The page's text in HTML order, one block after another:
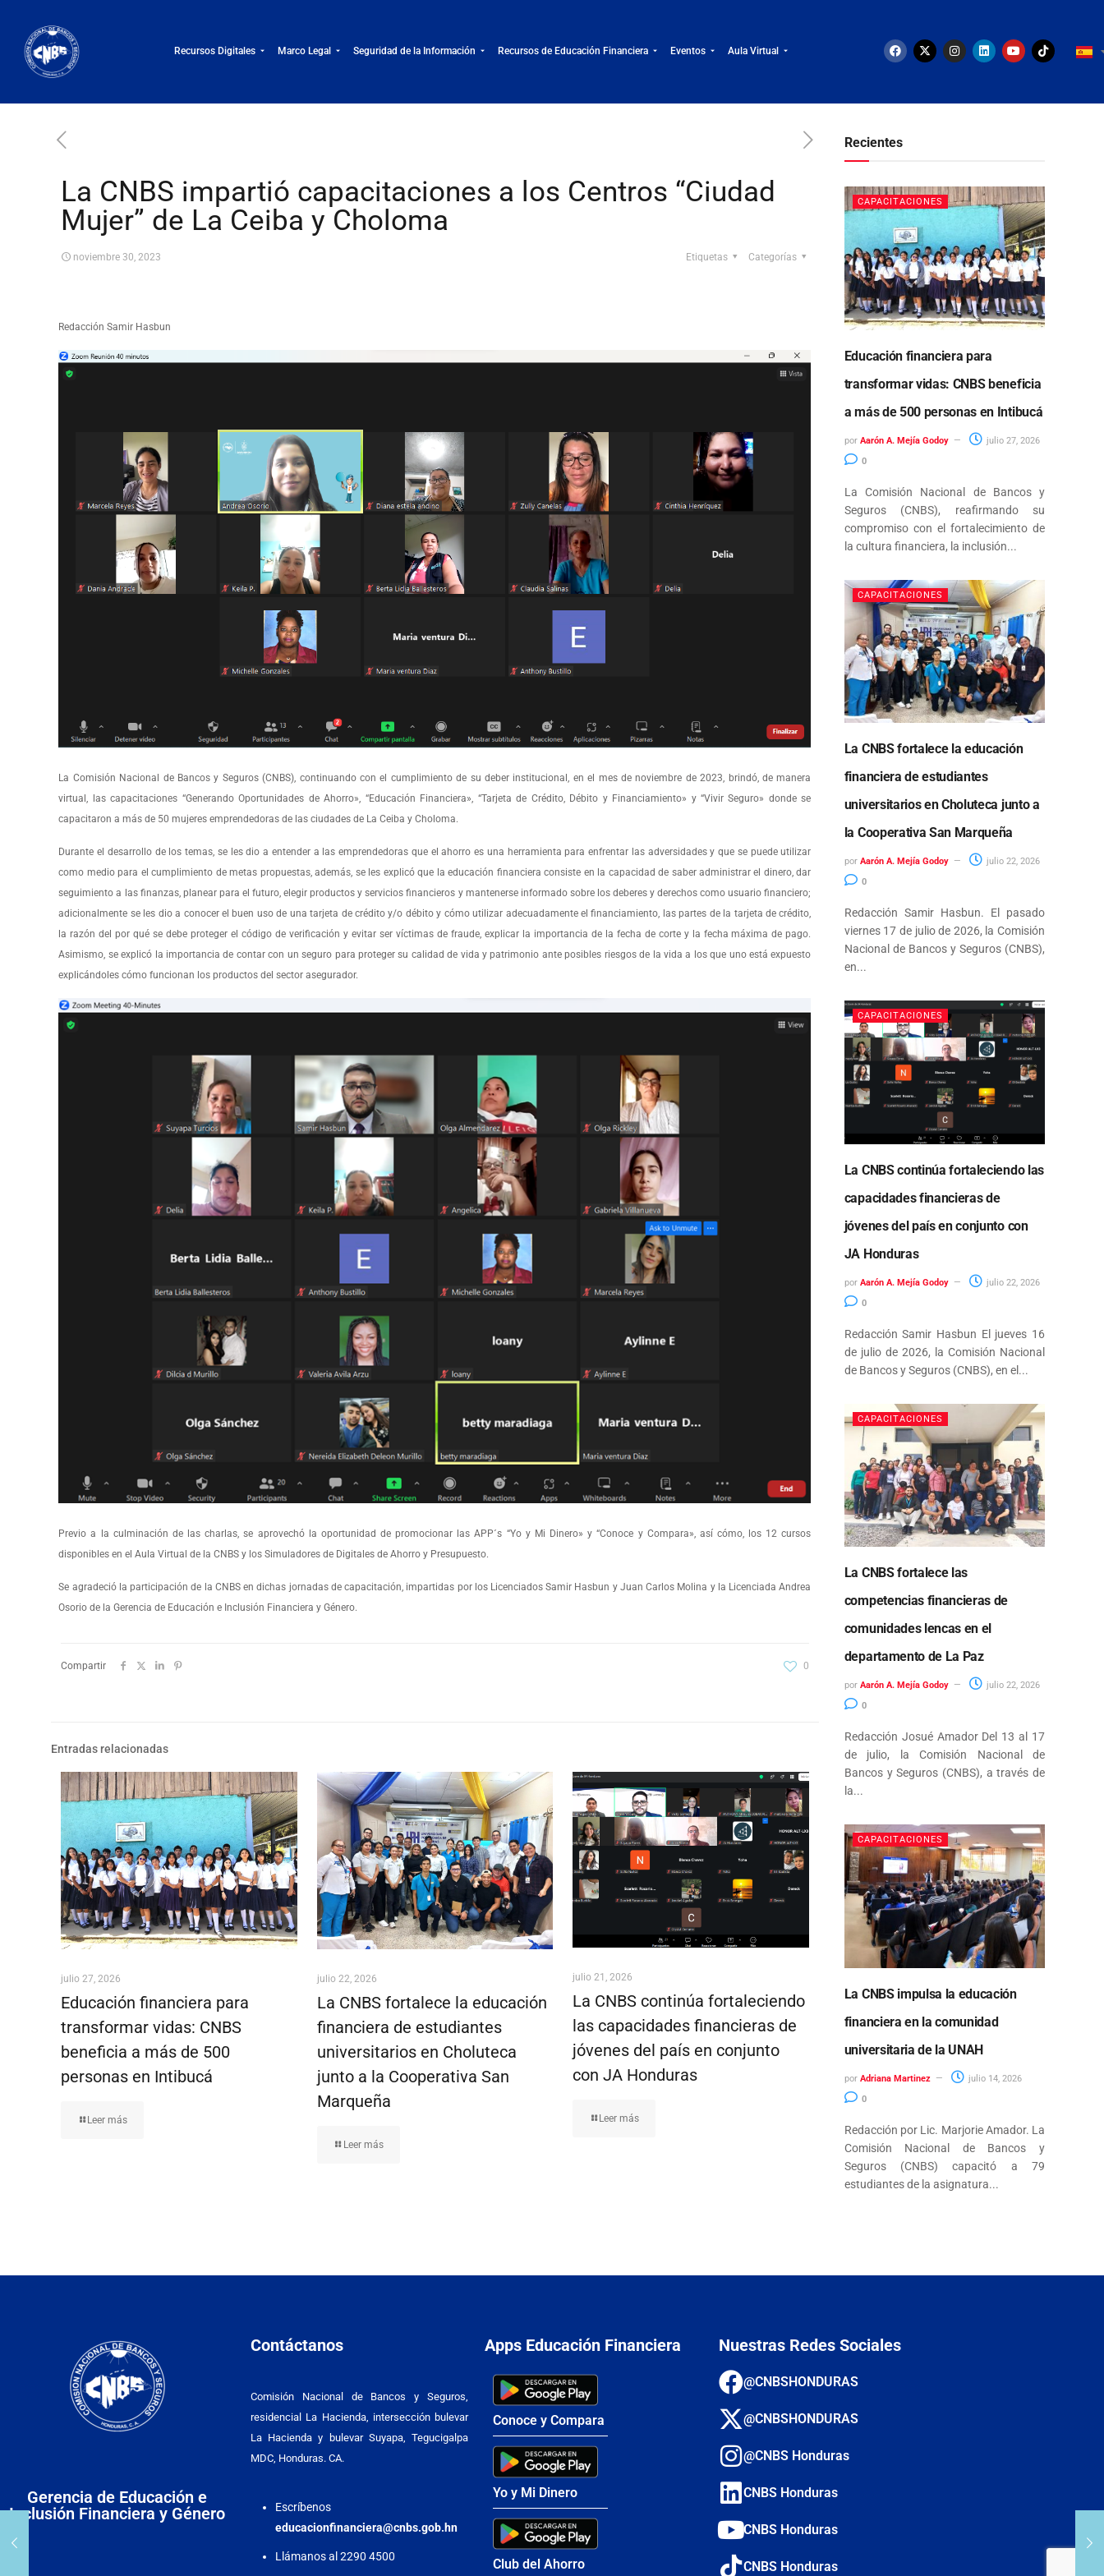
Recursos Digitales Marco Legal Seguridad de la Información Recursos de Educación Financiera Eventos Aula Virtual
La CNBS impartió capacitaciones a los Centros “Ciudad
Mujer” de La Ceiba y Choloma
noviembre 30, 2023 Categorías
Etiquetas
Redacción Samir Hasbun
La Comisión Nacional de Bancos y Seguros (CNBS), continuando con el cumplimiento de su deber institucional, en el mes de noviembre de 2023, brindó, de manera
virtual, las capacitaciones “Generando Oportunidades de Ahorro», “Educación Financiera», “Tarjeta de Crédito, Débito y Financiamiento» y “Vivir Seguro» donde se
capacitaron a más de 50 mujeres emprendedoras de las ciudades de La Ceiba y Choloma.
Durante el desarrollo de los temas, se les dio a entender a las emprendedoras que el ahorro es una herramienta para enfrentar las adversidades y que se puede utilizar
como medio para el cumplimiento de metas propuestas, además, se les explicó que la educación financiera consiste en la capacidad de saber administrar el dinero, dar
seguimiento a las finanzas, planear para el futuro, elegir productos y servicios financieros y mantenerse informado sobre los deberes y derechos como usuario financiero;
adicionalmente se les dio a conocer el buen uso de una tarjeta de crédito y/o débito y cómo utilizar adecuadamente el financiamiento, las partes de la tarjeta de crédito,
la razón del por qué se debe proteger el código de verificación y evitar ser víctimas de fraude, explicar la importancia de la fecha de corte y la fecha máxima de pago.
Asimismo, se explicó la importancia de contar con un seguro para proteger su calidad de vida y patrimonio ante posibles riesgos de la vida a los que uno está expuesto
explicándoles cómo funcionan los productos del sector asegurador.
Previo a la culminación de las charlas, se aprovechó la oportunidad de promocionar las APP´s “Yo y Mi Dinero» y “Conoce y Compara», así cómo, los 12 cursos
disponibles en el Aula Virtual de la CNBS y los Simuladores de Digitales de Ahorro y Presupuesto.
Se agradeció la participación de la CNBS en dichas jornadas de capacitación, impartidas por los Licenciados Samir Hasbun y Juan Carlos Molina y la Licenciada Andrea
Osorio de la Gerencia de Educación e Inclusión Financiera y Género.
Compartir 0
Entradas relacionadas
julio 27, 2026
Educación financiera para
transformar vidas: CNBS
beneficia a más de 500
personas en Intibucá
Leer más
julio 22, 2026
La CNBS fortalece la educación
financiera de estudiantes
universitarios en Choluteca
junto a la Cooperativa San
Marqueña
Leer más
julio 21, 2026
La CNBS continúa fortaleciendo
las capacidades financieras de
jóvenes del país en conjunto
con JA Honduras
Leer más
Recientes
CAPACITACIONES
Educación financiera para
transformar vidas: CNBS beneficia
a más de 500 personas en Intibucá
por Aarón A. Mejía Godoy
julio 27, 2026
0
La Comisión Nacional de Bancos y
Seguros (CNBS), reafirmando su
compromiso con el fortalecimiento de
la cultura financiera, la inclusión...
CAPACITACIONES
La CNBS fortalece la educación
financiera de estudiantes
universitarios en Choluteca junto a
la Cooperativa San Marqueña
por Aarón A. Mejía Godoy
julio 22, 2026
0
Redacción Samir Hasbun. El pasado
viernes 17 de julio de 2026, la Comisión
Nacional de Bancos y Seguros (CNBS),
en...
CAPACITACIONES
La CNBS continúa fortaleciendo las
capacidades financieras de
jóvenes del país en conjunto con
JA Honduras
por Aarón A. Mejía Godoy
julio 22, 2026
0
Redacción Samir Hasbun El jueves 16
de julio de 2026, la Comisión Nacional
de Bancos y Seguros (CNBS), en el...
CAPACITACIONES
La CNBS fortalece las
competencias financieras de
comunidades lencas en el
departamento de La Paz
por Aarón A. Mejía Godoy
julio 22, 2026
0
Redacción Josué Amador Del 13 al 17
de julio, la Comisión Nacional de
Bancos y Seguros (CNBS), a través de
la...
CAPACITACIONES
La CNBS impulsa la educación
financiera en la comunidad
universitaria de la UNAH
por Adriana Martinez
julio 14, 2026
0
Redacción por Lic. Marjorie Amador. La
Comisión Nacional de Bancos y
Seguros (CNBS) capacitó a 79
estudiantes de la asignatura...
Gerencia de Educación e
Inclusión Financiera y Género
Contáctanos
Comisión Nacional de Bancos y Seguros,
residencial La Hacienda, intersección bulevar
La Hacienda y bulevar Suyapa, Tegucigalpa
MDC, Honduras. CA.
Escríbenos
educacionfinanciera@cnbs.gob.hn
Llámanos al 2290 4500
Apps Educación Financiera
Conoce y Compara
Yo y Mi Dinero
Club del Ahorro
Nuestras Redes Sociales
@CNBSHONDURAS
@CNBSHONDURAS
@CNBS Honduras
CNBS Honduras
CNBS Honduras
CNBS Honduras